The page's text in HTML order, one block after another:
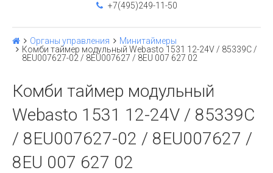
+7(495)249-11-50
Органы управления
Минитаймеры
Комби таймер модульный Webasto 1531 12-24V / 85339C /
8EU007627-02 / 8EU007627 / 8EU 007 627 02
Комби таймер модульный
Webasto 1531 12-24V / 85339C
/ 8EU007627-02 / 8EU007627 /
8EU 007 627 02